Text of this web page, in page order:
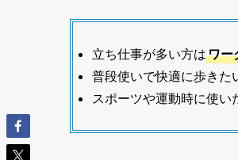
立ち仕事が多い方はワー
普段使いで快適に歩きた
スポーツや運動時に使い